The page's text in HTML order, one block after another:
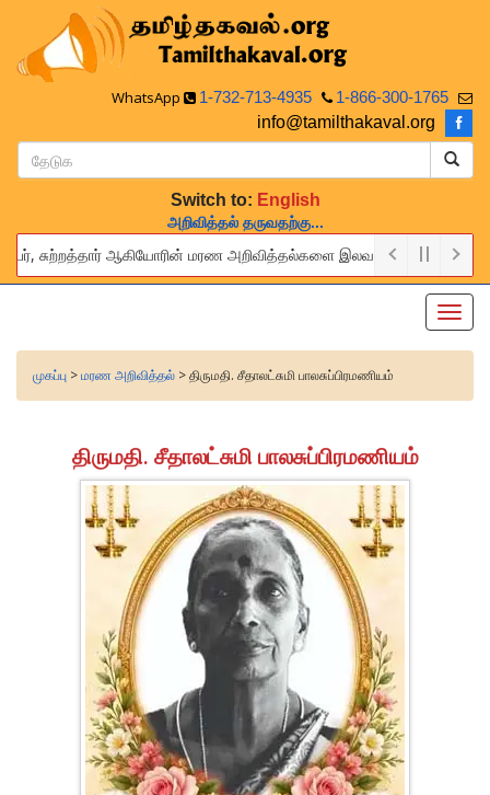
WhatsApp 1-732-713-4935
1-866-300-1765
info@tamilthakaval.org
Switch to: English
அறிவித்தல் தருவதற்கு...
சுற்றத்தார் ஆகியோரின் மரண அறிவித்தல்களை இலவசமாக நாங்கள்
provide this service to announce the obituaries of your relatives
முகப்பு >மரண அறிவித்தல் > திருமதி. சீதாலட்சுமி பாலசுப்பிரமணியம்
திருமதி. சீதாலட்சுமி பாலசுப்பிரமணியம்